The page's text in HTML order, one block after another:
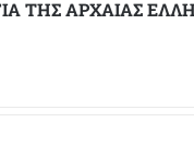
ΤΗΣ ΑΡΧΑΙΑΣ